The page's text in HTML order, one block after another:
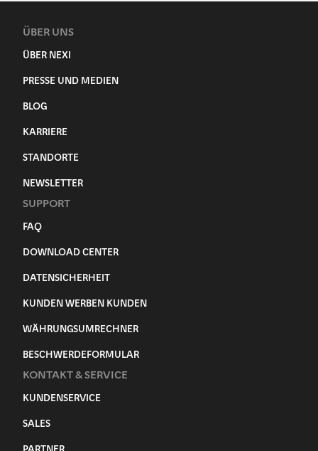
ÜBER UNS
ÜBER NEXI
PRESSE UND MEDIEN
BLOG
KARRIERE
STANDORTE
NEWSLETTER
SUPPORT
FAQ
DOWNLOAD CENTER
DATENSICHERHEIT
KUNDEN WERBEN KUNDEN
WÄHRUNGSUMRECHNER
BESCHWERDEFORMULAR
KONTAKT & SERVICE
KUNDENSERVICE
SALES